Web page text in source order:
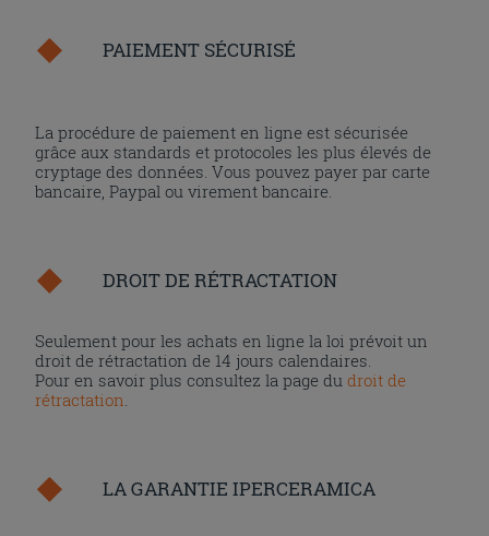
PAIEMENT SÉCURISÉ
La procédure de paiement en ligne est sécurisée
grâce aux standards et protocoles les plus élevés de
cryptage des données. Vous pouvez payer par carte
bancaire, Paypal ou virement bancaire.
DROIT DE RÉTRACTATION
Seulement pour les achats en ligne la loi prévoit un
droit de rétractation de 14 jours calendaires.
Pour en savoir plus consultez la page dudroit de
rétractation
LA GARANTIE IPERCERAMICA